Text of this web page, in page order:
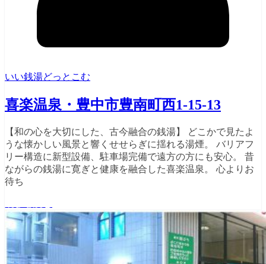
いい銭湯どっとこむ
喜楽温泉・豊中市豊南町西1-15-13
【和の心を大切にした、古今融合の銭湯】 どこかで見たよ
うな懐かしい風景と響くせせらぎに揺れる湯煙。 バリアフ
リー構造に新型設備、駐車場完備で遠方の方にも安心。 昔
ながらの銭湯に寛ぎと健康を融合した喜楽温泉。 心よりお
待ち